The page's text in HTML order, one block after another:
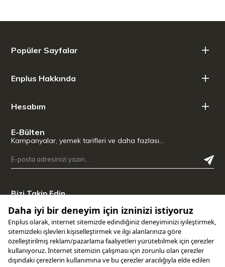
Popüler Sayfalar
Enplus Hakkında
Hesabım
E-Bülten
Kampanyalar, yemek tarifleri ve daha fazlası…
Bizi Takip Edin
Uygulamamızı İndirin